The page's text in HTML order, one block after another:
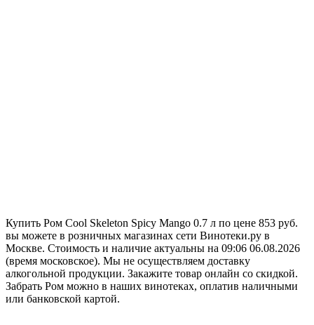
Купить Ром Cool Skeleton Spicy Mango 0.7 л по цене 853 руб.
вы можете в розничных магазинах сети Винотеки.ру в
Москве. Стоимость и наличие актуальны на 09:06 06.08.2026
(время московское). Мы не осуществляем доставку
алкогольной продукции. Закажите товар онлайн со скидкой.
Забрать Ром можно в наших винотеках, оплатив наличными
или банковской картой.